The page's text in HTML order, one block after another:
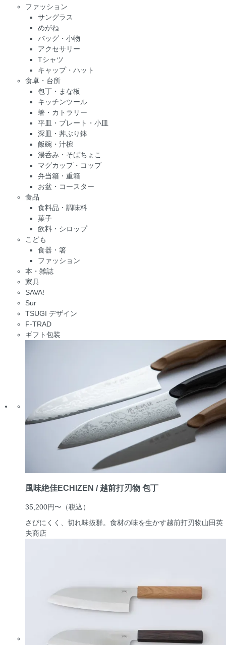
ファッション
サングラス
めがね
バッグ・小物
アクセサリー
Tシャツ
キャップ・ハット
食卓・台所
包丁・まな板
キッチンツール
箸・カトラリー
平皿・プレート・小皿
深皿・丼ぶり鉢
飯碗・汁椀
湯呑み・そばちょこ
マグカップ・コップ
弁当箱・重箱
お盆・コースター
食品
食料品・調味料
菓子
飲料・シロップ
こども
食器・箸
ファッション
本・雑誌
家具
SAVA!
Sur
TSUGI デザイン
F-TRAD
ギフト包装
風味絶佳ECHIZEN / 越前打刃物 包丁
35,200円〜 （税込）
さびにくく、切れ味抜群。食材の味を生かす越前打刃物山田英
夫商店